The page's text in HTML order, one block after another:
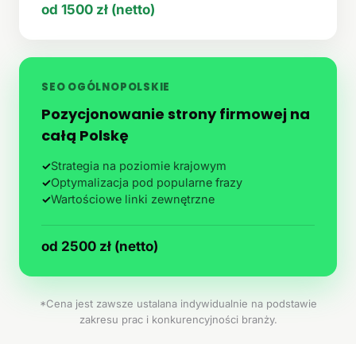
od 1500 zł (netto)
SEO OGÓLNOPOLSKIE
Pozycjonowanie strony firmowej na
całą Polskę
✓Strategia na poziomie krajowym
✓Optymalizacja pod popularne frazy
✓Wartościowe linki zewnętrzne
od 2500 zł (netto)
*Cena jest zawsze ustalana indywidualnie na podstawie
zakresu prac i konkurencyjności branży.